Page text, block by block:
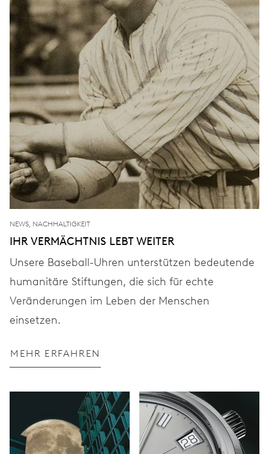
NEWS, NACHHALTIGKEIT
IHR VERMÄCHTNIS LEBT WEITER
Unsere Baseball-Uhren unterstützen bedeutende
humanitäre Stiftungen, die sich für echte
Veränderungen im Leben der Menschen
einsetzen.
MEHR ERFAHREN